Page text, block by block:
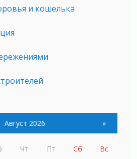
и кошелька
Август 2026 »
Чт Пт Сб Вс